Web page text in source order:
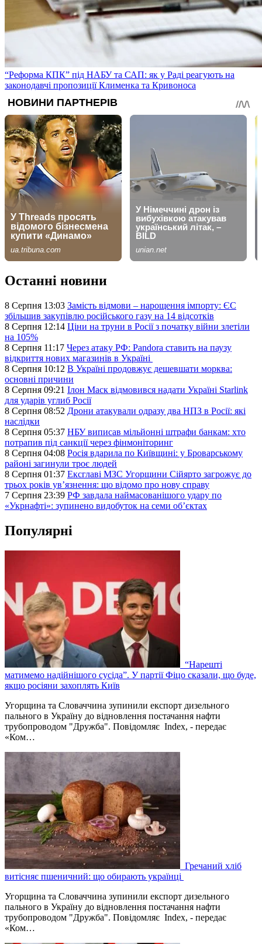
“Реформа КПК” під НАБУ та САП: як у Раді реагують на
законодавчі пропозиції Клименка та Кривоноса
Останні новини
8 Серпня 13:03 Замість відмови – нарощення імпорту: ЄС
збільшив закупівлю російського газу на 14 відсотків
8 Серпня 12:14 Ціни на труни в Росії з початку війни злетіли
на 105%
8 Серпня 11:17 Через атаку РФ: Pandora ставить на паузу
відкриття нових магазинів в Україні
8 Серпня 10:12 В Україні продовжує дешевшати морква:
основні причини
8 Серпня 09:21 Ілон Маск відмовився надати Україні Starlink
для ударів углиб Росії
8 Серпня 08:52 Дрони атакували одразу два НПЗ в Росії: які
наслідки
8 Серпня 05:37 НБУ виписав мільйонні штрафи банкам: хто
потрапив під санкції через фінмоніторинг
8 Серпня 04:08 Росія вдарила по Київщині: у Броварському
районі загинули троє людей
8 Серпня 01:37 Ексглаві МЗС Угорщини Сійярто загрожує до
трьох років ув’язнення: що відомо про нову справу
7 Серпня 23:39 РФ завдала наймасованішого удару по
«Укрнафті»: зупинено видобуток на семи об’єктах
Популярні
“Нарешті
матимемо надійнішого сусіда”. У партії Фіцо сказали, що буде,
якщо росіяни захоплять Київ
Угорщина та Словаччина зупинили експорт дизельного
пального в Україну до відновлення постачання нафти
трубопроводом "Дружба". Повідомляє Index, - передає
«Ком…
Гречаний хліб
витісняє пшеничний: що обирають українці
Угорщина та Словаччина зупинили експорт дизельного
пального в Україну до відновлення постачання нафти
трубопроводом "Дружба". Повідомляє Index, - передає
«Ком…